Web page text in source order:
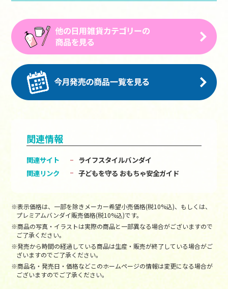
関連情報
関連サイト
ライフスタイルバンダイ
関連リンク
子どもを守る おもちゃ安全ガイド
※表示価格は、一部を除きメーカー希望小売価格(税10%込)、もしくは、
プレミアムバンダイ販売価格(税10%込)です。
※商品の写真・イラストは実際の商品と一部異なる場合がございますので
ご了承ください。
※発売から時間の経過している商品は生産・販売が終了している場合がご
ざいますのでご了承ください。
※商品名・発売日・価格などこのホームページの情報は変更になる場合が
ございますのでご了承ください。